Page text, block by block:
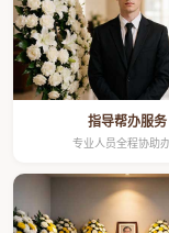
指导帮办服务
专业人员全程协助